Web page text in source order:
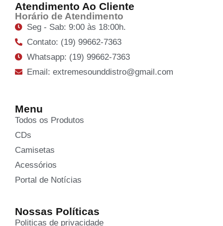
Atendimento Ao Cliente
Horário de Atendimento
Seg - Sab: 9:00 às 18:00h.
Contato: (19) 99662-7363
Whatsapp: (19) 99662-7363
Email: extremesounddistro@gmail.com
Menu
Todos os Produtos
CDs
Camisetas
Acessórios
Portal de Notícias
Nossas Políticas
Politicas de privacidade